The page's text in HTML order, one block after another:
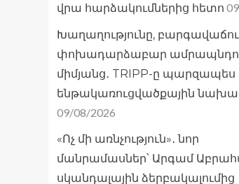
վրա հարձակումներից հետո
Խաղաղությունը,
փոխադարձաբար
միմյանց․ TRIPP-ը պարզապես
ենթակառուցվածքային
09/08/2026
«Ոչ մի առնչություն»․ նոր
մանրամասներ՝ Արգամ
սկանդալային ձերբակալումից